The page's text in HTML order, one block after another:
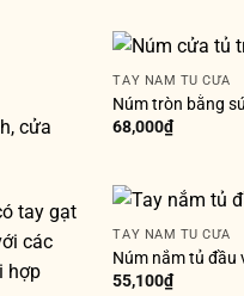
cửa
tay gạt
các
hợp
TAY NẮM TỦ CỬA
Núm tròn bằng
68,000₫
TAY NẮM TỦ CỬA
Núm nắm tủ đầu
55,100₫